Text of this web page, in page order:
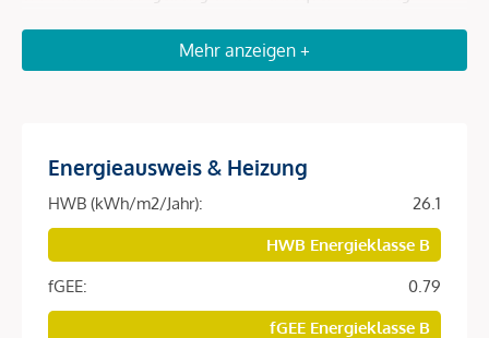
Erholungs- und Freizeitmöglichkeiten wie der Augarten
sowie kulturelle Einrichtungen runden die hervorragende
Beschreibung *
Diese hochwertig ausgestattete Vorsorgewohnung befindet
sich im fertiggestellten NeubauprojektSOPHIEin begehrter
Lage des 9. Wiener Gemeindebezirks.
Mehr anzeigen +
Energieausweis & Heizung
HWB (kWh/m2/Jahr):
26.1
HWB Energieklasse B
fGEE:
0.79
fGEE Energieklasse B